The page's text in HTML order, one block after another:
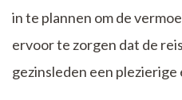
in te plannen om de
ervoor te zorgen dat de
gezinsleden een